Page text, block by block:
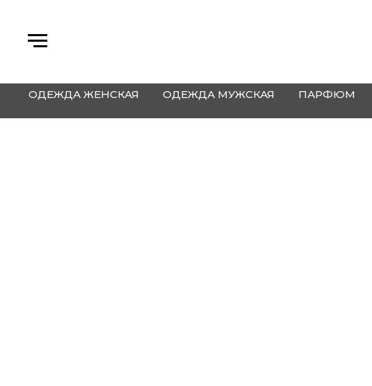
ОДЕЖДА ЖЕНСКАЯ ОДЕЖДА МУЖСКАЯ ПАРФЮМ